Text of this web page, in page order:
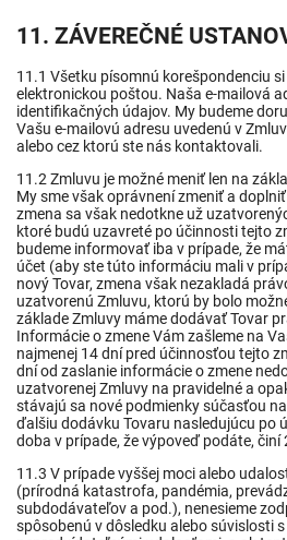
11. ZÁVEREČNÉ
11.1 Všetku písomnú korešpondenciu
elektronickou poštou. Naša e-mailová
identifikačných údajov. My budeme
Vašu e-mailovú adresu uvedenú v
alebo cez ktorú ste nás kontaktovali.
11.2 Zmluvu je možné meniť len na
My sme však oprávnení zmeniť a
zmena sa však nedotkne už
ktoré budú uzavreté po účinnosti tejto
budeme informovať iba v prípade, že
účet (aby ste túto informáciu mali v
nový Tovar, zmena však nezakladá
uzatvorenú Zmluvu, ktorú by bolo
základe Zmluvy máme dodávať Tovar
Informácie o zmene Vám zašleme na
najmenej 14 dní pred účinnosťou tejto
dní od zaslanie informácie o zmene
uzatvorenej Zmluvy na pravidelné a
stávajú sa nové podmienky súčasťou
ďalšiu dodávku Tovaru nasledujúcu po
doba v prípade, že výpoveď podáte, činí
11.3 V prípade vyššej moci alebo
(prírodná katastrofa, pandémia,
subdodávateľov a pod.), nenesieme
spôsobenú v dôsledku alebo súvislosti